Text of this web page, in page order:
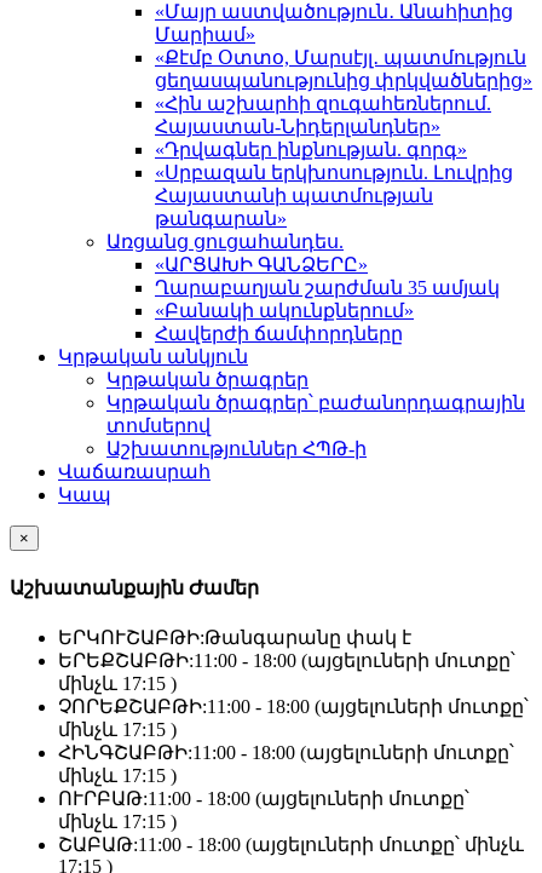
«Մայր աստվածություն․ Անահիտից
Մարիամ»
«Քէմբ Օտտօ, Մարսէյլ․ պատմություն
ցեղասպանությունից փրկվածներից»
«Հին աշխարհի զուգահեռներում.
Հայաստան-Նիդերլանդներ»
«Դրվագներ ինքնության. գորգ»
«Սրբազան երկխոսություն. Լուվրից
Հայաստանի պատմության
թանգարան»
Առցանց ցուցահանդես.
«ԱՐՑԱԽԻ ԳԱՆՁԵՐԸ»
Ղարաբաղյան շարժման 35 ամյակ
«Բանակի ակունքներում»
Հավերժի ճամփորդները
Կրթական անկյուն
Կրթական ծրագրեր
Կրթական ծրագրեր՝ բաժանորդագրային
տոմսերով
Աշխատություններ ՀՊԹ-ի
Վաճառասրահ
Կապ
×
Աշխատանքային Ժամեր
ԵՐԿՈՒՇԱԲԹԻ:Թանգարանը փակ է
ԵՐԵՔՇԱԲԹԻ:11:00 - 18:00 (այցելուների մուտքը՝
մինչև 17:15 )
ՉՈՐԵՔՇԱԲԹԻ:11:00 - 18:00 (այցելուների մուտքը՝
մինչև 17:15 )
ՀԻՆԳՇԱԲԹԻ:11:00 - 18:00 (այցելուների մուտքը՝
մինչև 17:15 )
ՈՒՐԲԱԹ:11:00 - 18:00 (այցելուների մուտքը՝
մինչև 17:15 )
ՇԱԲԱԹ:11:00 - 18:00 (այցելուների մուտքը՝ մինչև
17:15 )